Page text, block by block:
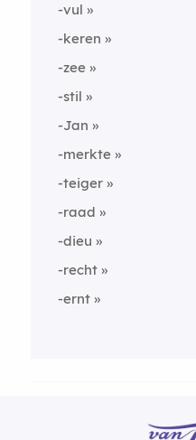
-vul
-keren
-zee
-stil
-Jan
-merkte
-teiger
-raad
-dieu
-recht
-ernt